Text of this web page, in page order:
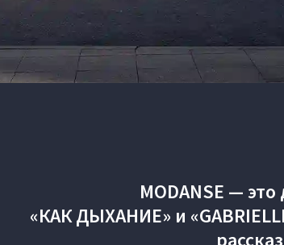
MODANSE —
«КАК ДЫХАНИЕ» и